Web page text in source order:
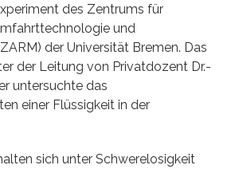
des Zentrums für
und
der Universität Bremen. Das
der Leitung von Privatdozent Dr.-
untersuchte das
einer Flüssigkeit in der
sich unter Schwerelosigkeit